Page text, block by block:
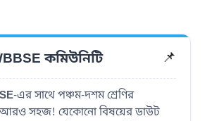
কমিউনিটি 📌
-এর সাথে পঞ্চম-দশম শ্রেণির
সহজ! যেকোনো বিষয়ের ডাউট